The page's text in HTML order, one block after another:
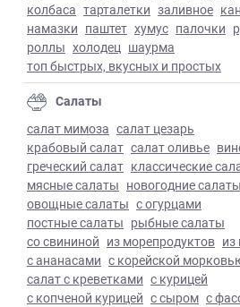
колбаса тарталетки заливное
намазки паштет хумус палочки
роллы холодец шаурма
топ быстрых, вкусных и простых
Салаты
салат мимоза салат цезарь
крабовый салат салат оливье
греческий салат классические
мясные салаты новогодние салаты
овощные салаты с огурцами
постные салаты рыбные салаты
со свининой из морепродуктов из
с ананасами с корейской
салат с креветками с курицей
с копченой курицей с сыром с